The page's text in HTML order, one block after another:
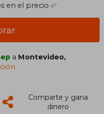
en el precio ✅
a Montevideo,
Comparte y gana
dinero